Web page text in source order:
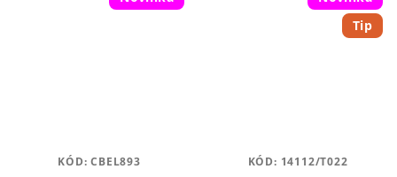
KÓD:CBEL893
Tip
KÓD: 14112/T022